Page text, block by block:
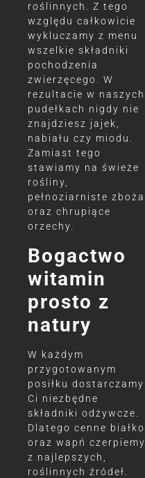
roślinnych. Z tego
względu całkowicie
wykluczamy z menu
wszelkie składniki
pochodzenia
zwierzęcego. W
rezultacie w naszych
pudełkach nigdy nie
znajdziesz jajek,
nabiału czy miodu.
Zamiast tego
stawiamy na świeże
rośliny,
pełnoziarniste zboża
oraz chrupiące
orzechy.
Bogactwo
witamin
prosto z
natury
W każdym
przygotowanym
posiłku dostarczamy
Ci niezbędne
składniki odżywcze.
Dlatego cenne białko
oraz wapń czerpiemy
z najlepszych,
roślinnych źródeł.